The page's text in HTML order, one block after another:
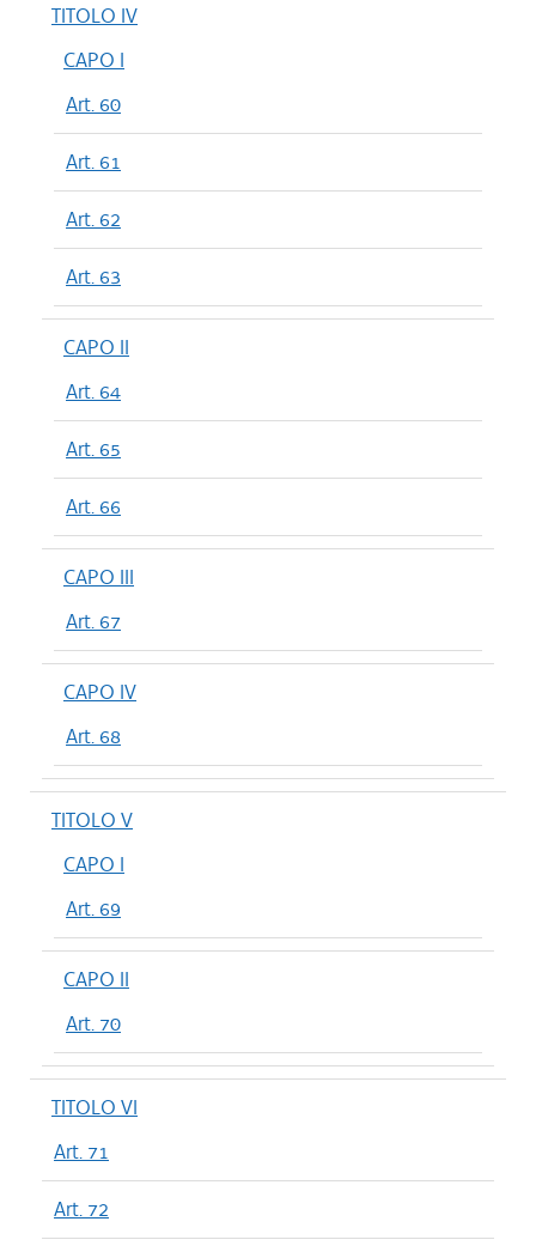
TITOLO IV
CAPO I
Art. 60
Art. 61
Art. 62
Art. 63
CAPO II
Art. 64
Art. 65
Art. 66
CAPO III
Art. 67
CAPO IV
Art. 68
TITOLO V
CAPO I
Art. 69
CAPO II
Art. 70
TITOLO VI
Art. 71
Art. 72